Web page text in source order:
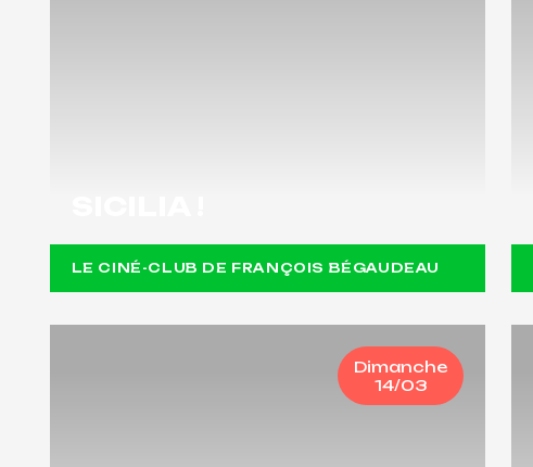
LE CINÉ-CLUB DE FRANÇOIS BÉGAUDEAU
Dimanche
14/03